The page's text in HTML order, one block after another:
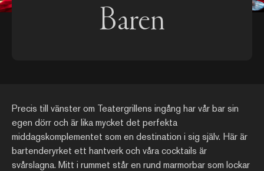
Baren
Precis till vänster om Teatergrillens ingång har vår bar sin
egen dörr och är lika mycket det perfekta
middagskomplementet som en destination i sig själv. Här är
bartenderyrket ett hantverk och våra cocktails är
svårslagna. Mitt i rummet står en rund marmorbar som lockar